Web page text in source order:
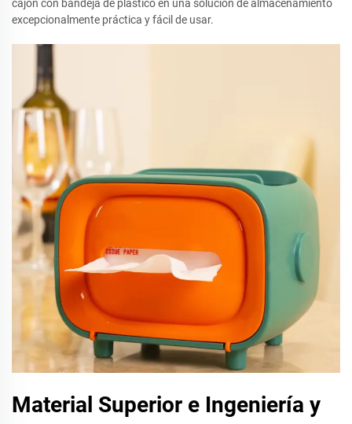
cajón con bandeja de plástico en una solución de almacenamiento
excepcionalmente práctica y fácil de usar.
Material Superior e Ingeniería y